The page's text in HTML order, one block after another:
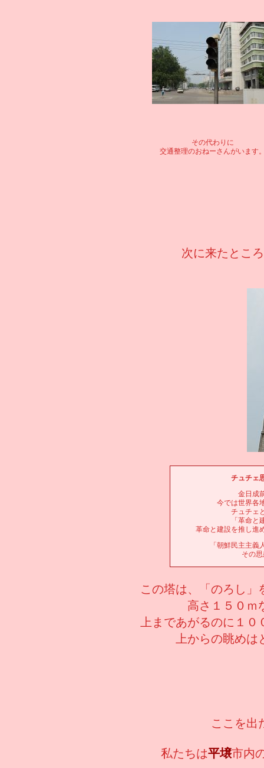
その代わりに
交通整理のおねーさんがいます
次に来たとこ
チュチェ
金日成
今では世界各
チュチェ
「革命と
革命と建設を推し進
「朝鮮民主主義
その
この塔は、「のろし」
高さ１５０ｍ
上まであがるのに１
上からの眺め
ここを出
私たちは平壌市内